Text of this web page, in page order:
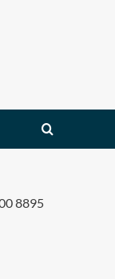
8895